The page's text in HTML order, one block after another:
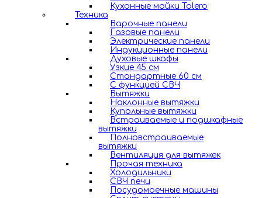
Кухонные мойки Tolero
Техника
Варочные панели
Газовые панели
Электрические панели
Индукционные панели
Духовые шкафы
Узкие 45 см
Стандартные 60 см
С функцией СВЧ
Вытяжки
Наклонные вытяжки
Купольные вытяжки
Встраиваемые и подшкафные
вытяжки
Полновстраиваемые
вытяжки
Вентиляция для вытяжек
Прочая техника
Холодильники
СВЧ печи
Посудомоечные машины